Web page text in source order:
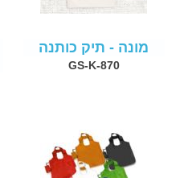
מונה - תיק כותנה
GS-K-870